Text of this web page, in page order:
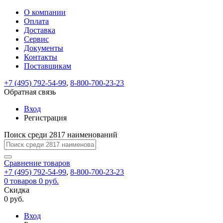
ВходРегистрация
test@example.com
отправлена
по
ней
завершения
регистрации.
Ок
Запомнить
меня
Забыли
Восстановление
пароля
Заполните
форму.
Мы
отправим
ссылку
указанный
электронный
перейдя
по
которой
вы
задать
На
вашу
почту
test@test.ru
ссылка.
Перейдите
по
для
смены
пароля.
Введите
новый
пароль
Сменить
Пароль
успешно
восстановлен
Обратная
связь
Сообщение
пользовательского
сообщение
успешно
отправлено.
О компании
Оплата
Доставка
Сервис
Документы
Контакты
Поставщикам
+7 (495) 792-54-99, 8-800-700-23-23
Обратная связь
Вход
Регистрация
Поиск среди 2817 наименований
Сравнение товаров
+7 (495) 792-54-99, 8-800-700-23-23
0 товаров 0 руб.
Скидка
0 руб.
Вход